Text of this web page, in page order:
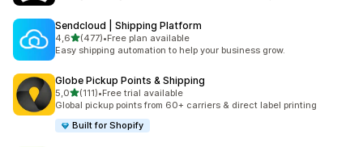
Sendcloud | Shipping Platform
4,6av 5 stjerner
(477)
Totalt 477 omtaler
•Free plan available
Easy shipping automation to help your business grow.
Globe Pickup Points & Shipping
5,0av 5 stjerner
(111)
Totalt 111 omtaler
•Free trial available
Global pickup points from 60+ carriers & direct label printing
Built for Shopify